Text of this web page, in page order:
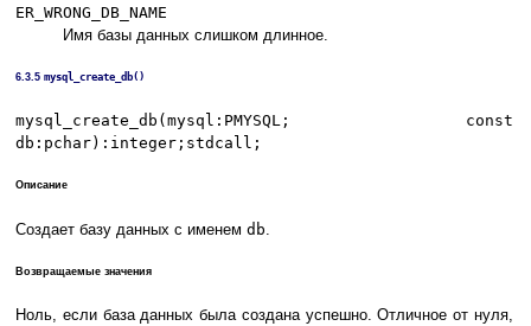
ER_WRONG_DB_NAME
Имя базы данных слишком длинное.
6.3.5 mysql_create_db()
mysql_create_db(mysql:PMYSQL; const
db:pchar):integer;stdcall;
Описание
Создает базу данных с именем db
Возвращаемые значения
Ноль, если база данных была создана успешно. Отличное от нуля,